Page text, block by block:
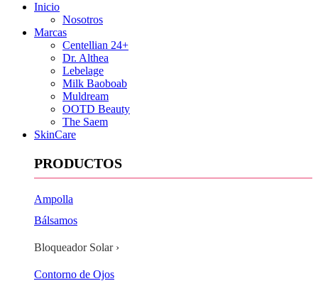
Inicio
Nosotros
Marcas
Centellian 24+
Dr. Althea
Lebelage
Milk Baoboab
Muldream
OOTD Beauty
The Saem
SkinCare
PRODUCTOS
Ampolla
Bálsamos
Bloqueador Solar ›
Contorno de Ojos